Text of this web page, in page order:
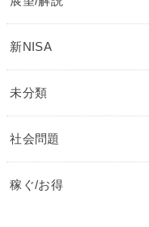
新NISA
未分類
社会問題
稼ぐ/お得